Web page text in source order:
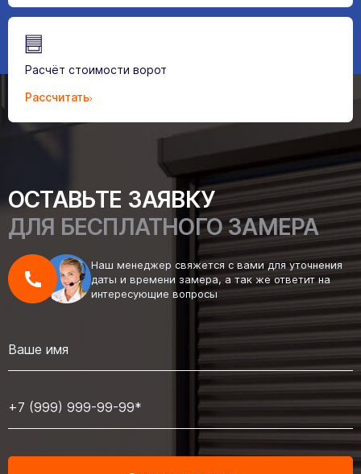
Расчёт стоимости ворот
Рассчитать
ОСТАВЬТЕ ЗАЯВКУ
ДЛЯ БЕСПЛАТНОГО ЗАМЕРА
Наш менеджер свяжется с вами для уточнения
даты и времени замера, а так же ответит на
интересующие вопросы